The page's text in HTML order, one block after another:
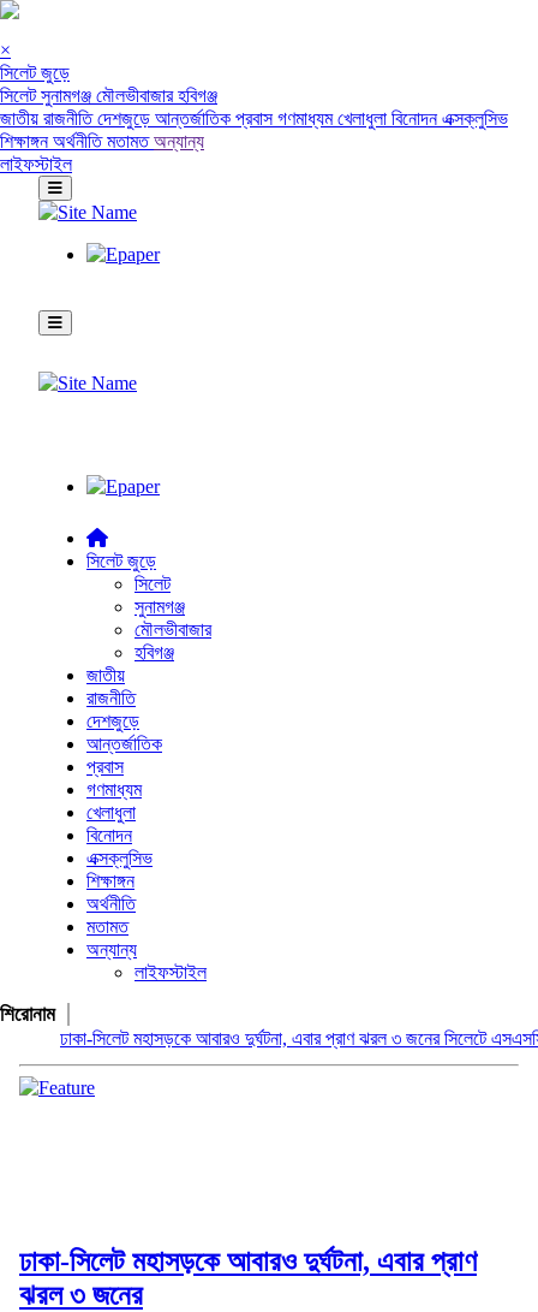
×
সিলেট জুড়ে
সিলেটসুনামগঞ্জ মৌলভীবাজারহবিগঞ্জ
জাতীয় রাজনীতিদেশজুড়ে আন্তর্জাতিক প্রবাসগণমাধ্যমখেলাধুলা বিনোদনএক্সক্লুসিভ
শিক্ষাঙ্গনঅর্থনীতিমতামতঅন্যান্য
লাইফস্টাইল
সিলেট জুড়ে
সিলেট
সুনামগঞ্জ
মৌলভীবাজার
হবিগঞ্জ
জাতীয়
রাজনীতি
দেশজুড়ে
আন্তর্জাতিক
প্রবাস
গণমাধ্যম
খেলাধুলা
বিনোদন
এক্সক্লুসিভ
শিক্ষাঙ্গন
অর্থনীতি
মতামত
অন্যান্য
লাইফস্টাইল
শিরোনাম
সিলেট মহাসড়কে আবারও দুর্ঘটনা, এবার প্রাণ ঝরল ৩ জনেরসিলেটে এসএসসিতে ফল
ঢাকা-সিলেট মহাসড়কে আবারও দুর্ঘটনা, এবার প্রাণ
ঝরল ৩ জনের